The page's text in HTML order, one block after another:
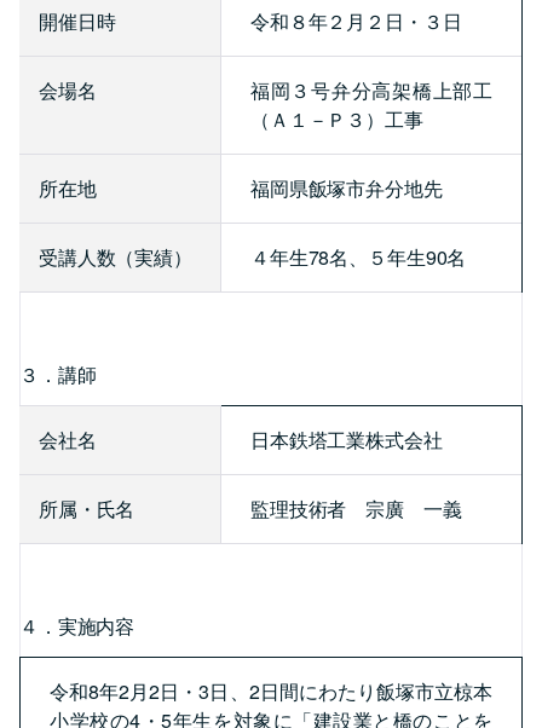
開催日時 令和８年２月２日・３日
会場名
福岡３号弁分高架橋上部工
（Ａ１－Ｐ３）工事
所在地 福岡県飯塚市弁分地先
受講人数（実績） ４年生78名、５年生90名
３．講師
会社名 日本鉄塔工業株式会社
所属・氏名 監理技術者 宗廣 一義
４．実施内容
令和8年2月2日・3日、2日間にわたり飯塚市立椋本
小学校の4・5年生を対象に「建設業と橋のことを